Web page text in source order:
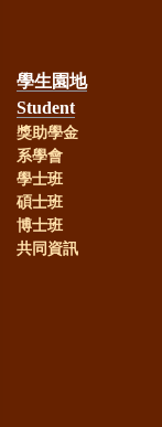
學生園地
Student
獎助學金
系學會
學士班
碩士班
博士班
共同資訊